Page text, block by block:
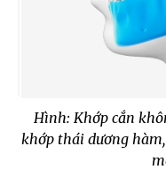
Hình: Khớp cắn
khớp thái dương